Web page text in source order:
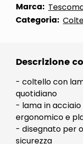
Marca:
Categoria:
Descrizione
- coltello con
quotidiano
- lama in
ergonomico e
- disegnato per
sicurezza